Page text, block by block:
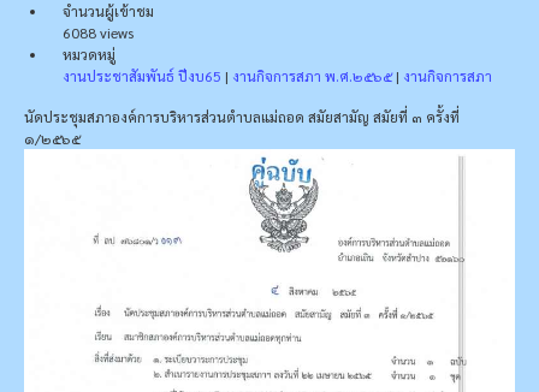
จำนวนผู้เข้าชม
6088 views
หมวดหมู่
งานประชาสัมพันธ์ ปีงบ65 | งานกิจการสภา พ.ศ.๒๕๖๕| งานกิจการสภา
นัดประชุมสภาองค์การบริหารส่วนตำบลแม่ถอด สมัยสามัญ สมัยที่ ๓ ครั้งที่
๑/๒๕๖๕